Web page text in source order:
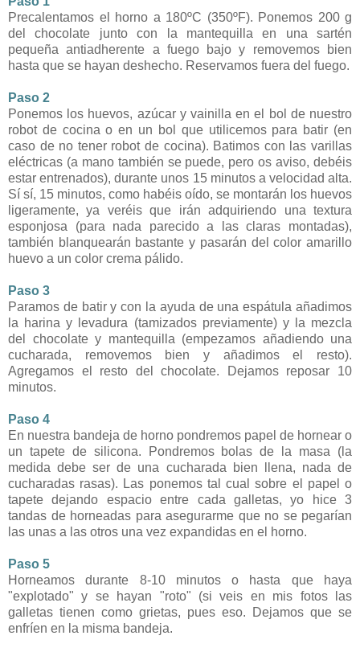
Precalentamos el horno a 180ºC (350ºF). Ponemos 200 g
del chocolate junto con la mantequilla en una sartén
pequeña antiadherente a fuego bajo y removemos bien
hasta que se hayan deshecho. Reservamos fuera del fuego.
Paso 2
Ponemos los huevos, azúcar y vainilla en el bol de nuestro
robot de cocina o en un bol que utilicemos para batir (en
caso de no tener robot de cocina). Batimos con las varillas
eléctricas (a mano también se puede, pero os aviso, debéis
estar entrenados), durante unos 15 minutos a velocidad alta.
Sí sí, 15 minutos, como habéis oído, se montarán los huevos
ligeramente, ya veréis que irán adquiriendo una textura
esponjosa (para nada parecido a las claras montadas),
también blanquearán bastante y pasarán del color amarillo
huevo a un color crema pálido.
Paso 3
Paramos de batir y con la ayuda de una espátula añadimos
la harina y levadura (tamizados previamente) y la mezcla
del chocolate y mantequilla (empezamos añadiendo una
cucharada, removemos bien y añadimos el resto).
Agregamos el resto del chocolate. Dejamos reposar 10
minutos.
Paso 4
En nuestra bandeja de horno pondremos papel de hornear o
un tapete de silicona. Pondremos bolas de la masa (la
medida debe ser de una cucharada bien llena, nada de
cucharadas rasas). Las ponemos tal cual sobre el papel o
tapete dejando espacio entre cada galletas, yo hice 3
tandas de horneadas para asegurarme que no se pegarían
las unas a las otros una vez expandidas en el horno.
Paso 5
Horneamos durante 8-10 minutos o hasta que haya
"explotado" y se hayan "roto" (si veis en mis fotos las
galletas tienen como grietas, pues eso. Dejamos que se
enfríen en la misma bandeja.